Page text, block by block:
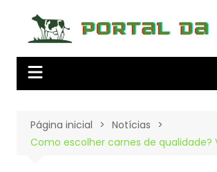
conteúdo
Página inicial
Notícias
Como escolher carnes de qualidade?